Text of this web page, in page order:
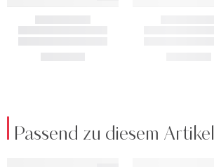
Passend zu diesem Artikel